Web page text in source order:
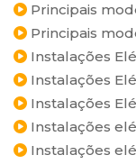
Principais
Principais
Instalações
Instalações
Instalações
Instalações
Instalações